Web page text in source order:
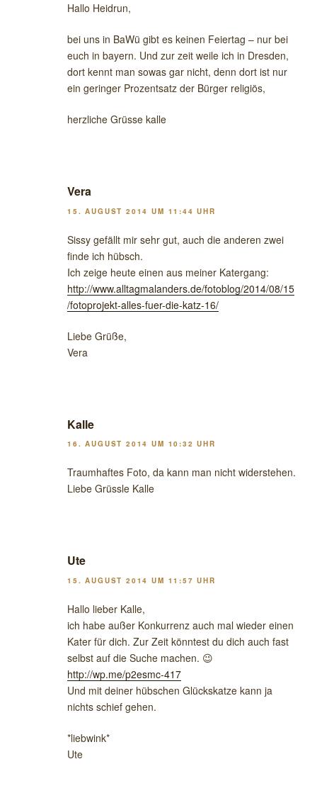
Hallo Heidrun,
bei uns in BaWü gibt es keinen Feiertag – nur bei
euch in bayern. Und zur zeit weile ich in Dresden,
dort kennt man sowas gar nicht, denn dort ist nur
ein geringer Prozentsatz der Bürger religiös,
herzliche Grüsse kalle
Vera
15. AUGUST 2014 UM 11:44 UHR
Sissy gefällt mir sehr gut, auch die anderen zwei
finde ich hübsch.
Ich zeige heute einen aus meiner Katergang:
http://www.alltagmalanders.de/fotoblog/2014/08/15
/fotoprojekt-alles-fuer-die-katz-16/
Liebe Grüße,
Vera
Kalle
16. AUGUST 2014 UM 10:32 UHR
Traumhaftes Foto, da kann man nicht widerstehen.
Liebe Grüssle Kalle
Ute
15. AUGUST 2014 UM 11:57 UHR
Hallo lieber Kalle,
ich habe außer Konkurrenz auch mal wieder einen
Kater für dich. Zur Zeit könntest du dich auch fast
selbst auf die Suche machen. 😉
http://wp.me/p2esmc-417
Und mit deiner hübschen Glückskatze kann ja
nichts schief gehen.
*liebwink*
Ute